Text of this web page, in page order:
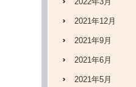
2021年12月
2021年9月
2021年6月
2021年5月